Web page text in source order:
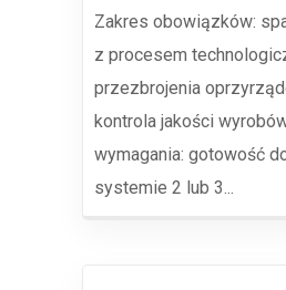
Zakres obowiązków:
z procesem
przezbrojenia
kontrola jakości
wymagania: gotowość
systemie 2 lub 3...